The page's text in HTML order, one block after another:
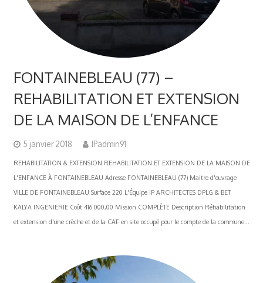
FONTAINEBLEAU (77) –
REHABILITATION ET EXTENSION
DE LA MAISON DE L’ENFANCE
5 janvier 2018 IPadmin91
REHABILITATION & EXTENSION REHABILITATION ET EXTENSION DE LA MAISON DE
L'ENFANCE À FONTAINEBLEAU Adresse FONTAINEBLEAU (77) Maitre d'ouvrage
VILLE DE FONTAINEBLEAU Surface 220 L'Équipe IP ARCHITECTES DPLG & BET
KALYA INGENIERIE Coût 416 000,00 Mission COMPLÈTE Description Réhabilitation
et extension d'une crèche et de la CAF en site occupé pour le compte de la commune...